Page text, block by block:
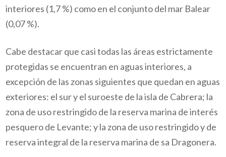
interiores (1,7 %) como en el conjunto del mar Balear
(0,07 %).
Cabe destacar que casi todas las áreas estrictamente
protegidas se encuentran en aguas interiores, a
excepción de las zonas siguientes que quedan en aguas
exteriores: el sur y el suroeste de la isla de Cabrera; la
zona de uso restringido de la reserva marina de interés
pesquero de Levante; y la zona de uso restringido y de
reserva integral de la reserva marina de sa Dragonera.